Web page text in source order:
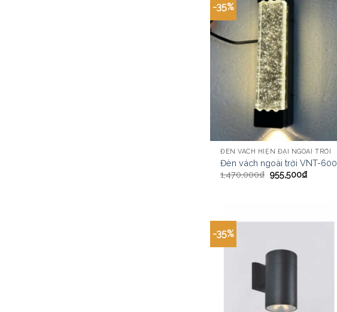
-35%
ĐÈN VÁCH HIỆN ĐẠI NGOÀI TRỜI
Đèn vách ngoài trời VNT-600
1,470,000₫ 955,500₫
-35%